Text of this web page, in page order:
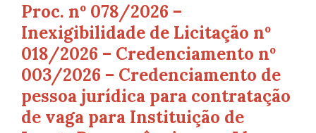
Proc. nº 078/2026 –
Inexigibilidade de Licitação nº
018/2026 – Credenciamento nº
003/2026 – Credenciamento de
pessoa jurídica para contratação
de vaga para Instituição de